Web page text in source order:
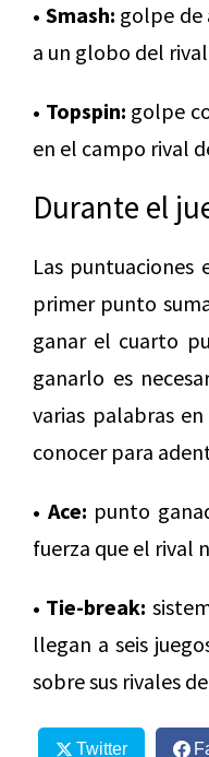
• Smash: golpe de
a un globo del
• Topspin: golpe
en el campo rival
Durante el
Las puntuaciones
primer punto
ganar el cuarto
ganarlo es
varias palabras
conocer para
• Ace: punto
fuerza que el rival
• Tie-break:
llegan a seis
sobre sus rivales
Twitter